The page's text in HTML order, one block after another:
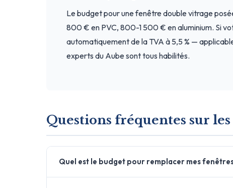
Le budget pour une fenêtre double vitrage
800 € en PVC, 800-1 500 € en aluminium. Si
automatiquement de la TVA à 5,5 % —
experts du Aube sont tous habilités.
Questions fréquentes sur
Quel est le budget pour remplacer mes